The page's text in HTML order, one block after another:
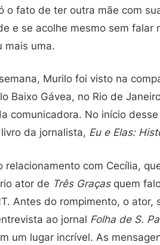
o fato de ter outra mãe com
e se acolhe mesmo sem falar
mais uma.
Murilo foi visto na
Baixo Gávea, no Rio de
comunicadora. No início
da jornalista, Eu e Elas:
relacionamento com Cecília,
ator de Três Graçasquem
Antes do rompimento, o
ao jornal Folha de S.
um lugar incrível. As